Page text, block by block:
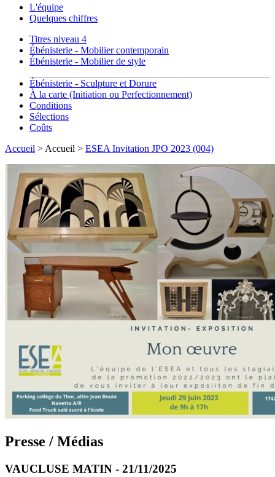
L'équipe
Quelques chiffres
Titres niveau 4
Ébénisterie - Mobilier contemporain
Ébénisterie - Mobilier de style
Ébénisterie - Sculpture et Dorure
À la carte (Initiation ou Perfectionnement)
Conditions
Sélections
Coûts
Accueil > Accueil > ESEA Invitation JPO 2023 (004)
Presse / Médias
VAUCLUSE MATIN - 21/11/2025